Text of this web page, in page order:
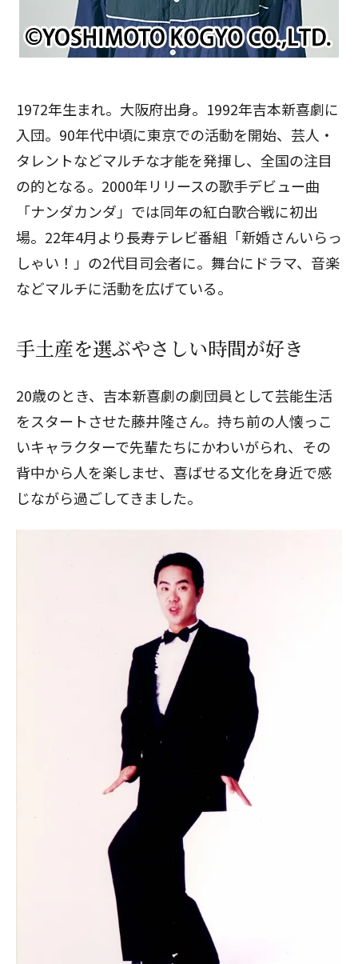
1972年生まれ。大阪府出身。1992年吉本新喜劇に
入団。90年代中頃に東京での活動を開始、芸人・
タレントなどマルチな才能を発揮し、全国の注目
の的となる。2000年リリースの歌手デビュー曲
「ナンダカンダ」では同年の紅白歌合戦に初出
場。22年4月より長寿テレビ番組「新婚さんいらっ
しゃい！」の2代目司会者に。舞台にドラマ、音楽
などマルチに活動を広げている。
手土産を選ぶやさしい時間が好き
20歳のとき、吉本新喜劇の劇団員として芸能生活
をスタートさせた藤井隆さん。持ち前の人懐っこ
いキャラクターで先輩たちにかわいがられ、その
背中から人を楽しませ、喜ばせる文化を身近で感
じながら過ごしてきました。